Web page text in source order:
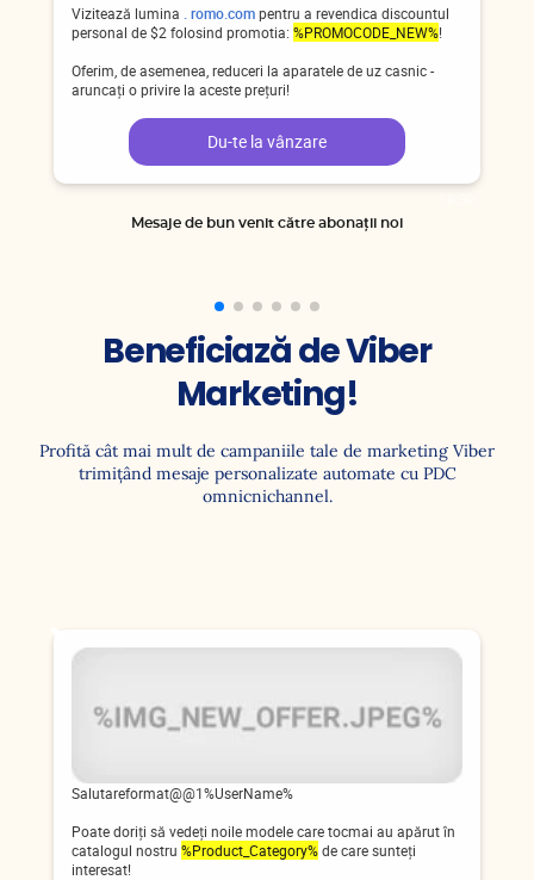
Vizitează lumina
. romo.compentru a revendica discountul
personal de $2 folosind promotia: %PROMOCODE_NEW%!
Oferim, de asemenea, reduceri la aparatele de uz casnic -
aruncați o privire la aceste prețuri!
Du-te la vânzare
Mesaje de bun venit către abonații noi
Beneficiază de Viber
Marketing!
Profită cât mai mult de campaniile tale de marketing Viber
trimițând mesaje personalizate automate cu PDC
omnicnichannel.
Salutareformat@@1%UserName%
Poate doriți să vedeți noile modele care tocmai au apărut în
catalogul nostru %Product_Category%de care sunteți
interesat!